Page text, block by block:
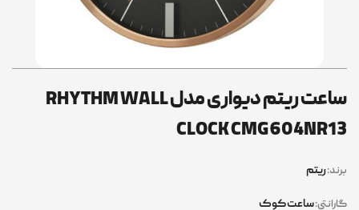
ساعت ریتم دیواری مدل RHYTHM WALL
CLOCK CMG604NR13
برند:ریتم
گارانتی:ساعت کوک